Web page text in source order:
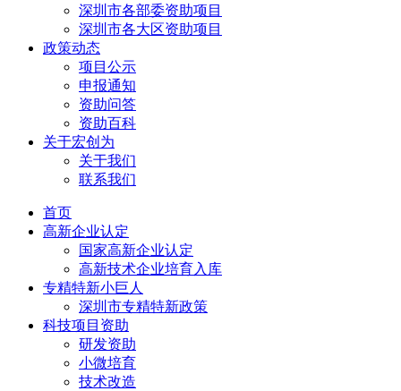
深圳市各部委资助项目
深圳市各大区资助项目
政策动态
项目公示
申报通知
资助问答
资助百科
关于宏创为
关于我们
联系我们
首页
高新企业认定
国家高新企业认定
高新技术企业培育入库
专精特新小巨人
深圳市专精特新政策
科技项目资助
研发资助
小微培育
技术改造